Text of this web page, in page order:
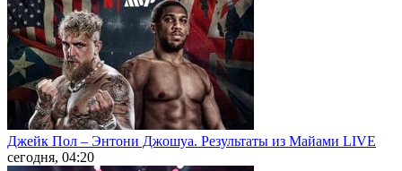
Джейк Пол – Энтони Джошуа. Результаты из Майами LIVE
сегодня, 04:20